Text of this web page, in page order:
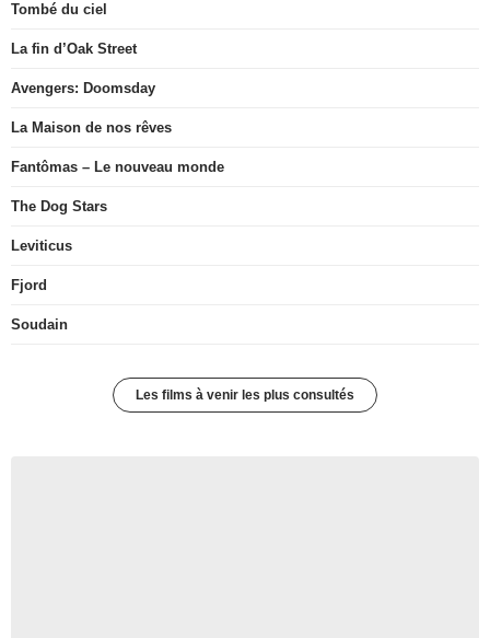
Tombé du ciel
La fin d’Oak Street
Avengers: Doomsday
La Maison de nos rêves
Fantômas – Le nouveau monde
The Dog Stars
Leviticus
Fjord
Soudain
Les films à venir les plus consultés